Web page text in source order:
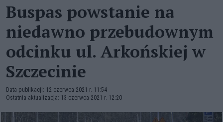
Buspas powstanie na
niedawno przebudownym
odcinku ul. Arkońskiej w
Szczecinie
Data publikacji: 12 czerwca 2021 r. 11:54
Ostatnia aktualizacja: 13 czerwca 2021 r. 12:20